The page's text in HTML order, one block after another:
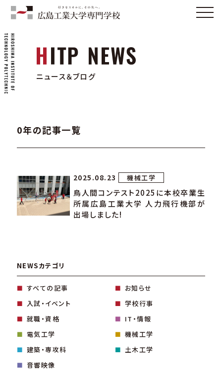
ニュース＆ブログ
0年の記事一覧
2025.08.23 機械工学
鳥人間コンテスト2025に本校卒業生
所属広島工業大学 人力飛行機部が
出場しました!
NEWSカテゴリ
すべての記事
お知らせ
入試・イベント
学校行事
就職・資格
IT・情報
電気工学
機械工学
建築・専攻科
土木工学
音響映像